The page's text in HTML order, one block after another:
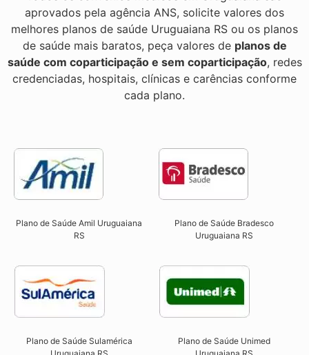
aprovados pela agência ANS, solicite valores dos
melhores planos de saúde Uruguaiana RS ou os planos
de saúde mais baratos, peça valores de planos de
saúde com coparticipação e sem coparticipação, redes
credenciadas, hospitais, clínicas e carências conforme
cada plano.
Plano de Saúde Amil Uruguaiana
RS
Plano de Saúde Bradesco
Uruguaiana RS
Plano de Saúde Sulamérica
Plano de Saúde Unimed